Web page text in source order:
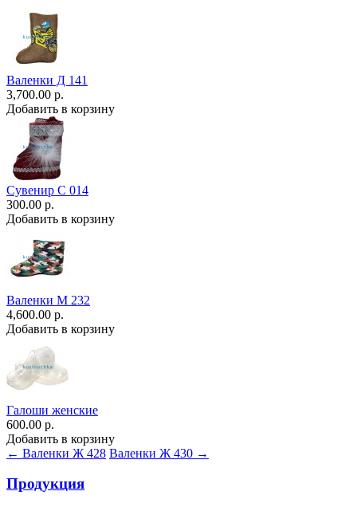
Валенки Д 141
3,700.00 р.
Добавить в корзину
Сувенир С 014
300.00 р.
Добавить в корзину
Валенки М 232
4,600.00 р.
Добавить в корзину
Галоши женские
600.00 р.
Добавить в корзину
← Валенки Ж 428 Валенки Ж 430 →
Продукция